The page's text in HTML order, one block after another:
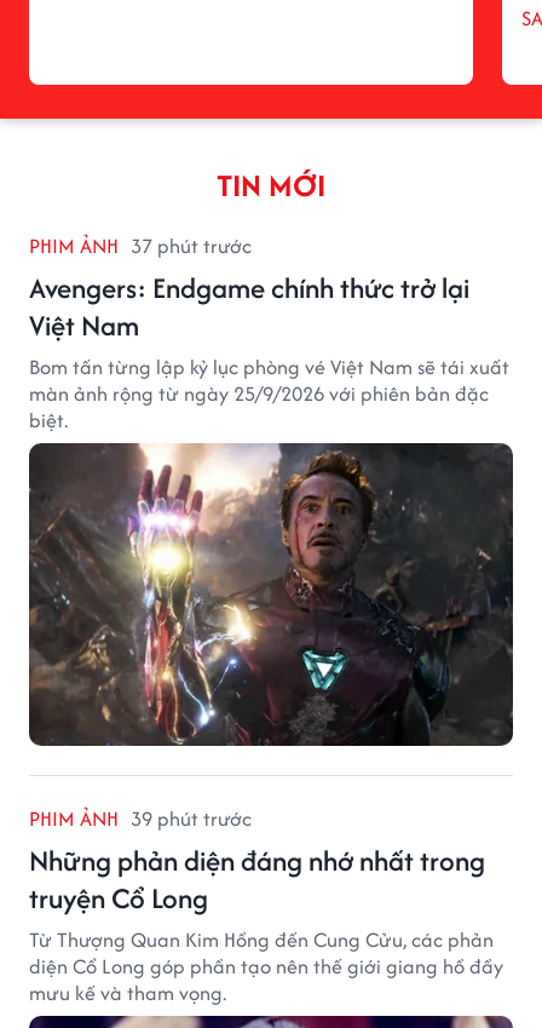
TIN MỚI
PHIM ẢNH 37 phút trước
Avengers: Endgame chính thức trở lại
Việt Nam
Bom tấn từng lập kỷ lục phòng vé Việt Nam sẽ tái xuất
màn ảnh rộng từ ngày 25/9/2026 với phiên bản đặc
biệt.
PHIM ẢNH 39 phút trước
Những phản diện đáng nhớ nhất trong
truyện Cổ Long
Từ Thượng Quan Kim Hồng đến Cung Cửu, các phản
diện Cổ Long góp phần tạo nên thế giới giang hồ đầy
mưu kế và tham vọng.